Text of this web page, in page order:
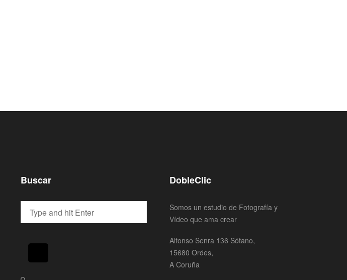
Buscar DobleClic
Somos un estudio de Fotografía y
Vídeo que ama crear
Alfonso Senra 136 Sótano,
15680 Ordes,
A Coruña